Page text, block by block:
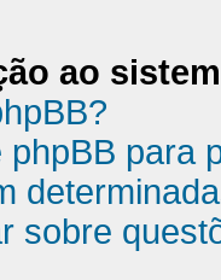
ao
para
sobre